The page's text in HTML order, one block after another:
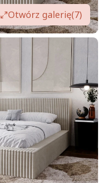
Otwórz galerię(7)